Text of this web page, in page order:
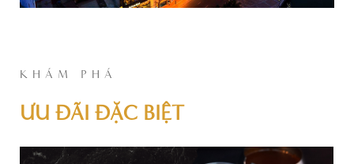
KHÁM PHÁ
ƯU ĐÃI ĐẶC BIỆT